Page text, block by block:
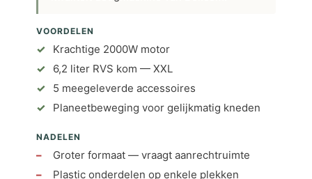
VOORDELEN
Krachtige 2000W motor
6,2 liter RVS kom — XXL
5 meegeleverde accessoires
Planeetbeweging voor gelijkmatig kneden
NADELEN
Groter formaat — vraagt aanrechtruimte
Plastic onderdelen op enkele plekken